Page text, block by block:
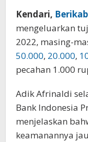
Kendari,
mengeluarkan
2022, masing-
50.000, 20.000,
pecahan 1.000
Adik Afrinaldi
Bank Indonesia
menjelaskan
keamanannya